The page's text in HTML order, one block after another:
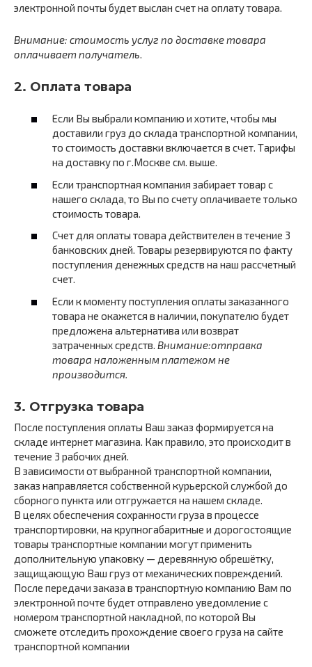
электронной почты будет выслан счет на оплату товара.
Внимание: стоимость услуг по доставке товара
оплачивает получатель
2. Оплата товара
Если Вы выбрали компанию и хотите, чтобы мы
доставили груз до склада транспортной компании,
то стоимость доставки включается в счет. Тарифы
на доставку по г.Москве см. выше.
Если транспортная компания забирает товар с
нашего склада, то Вы по счету оплачиваете только
стоимость товара.
Счет для оплаты товара действителен в течение 3
банковских дней. Товары резервируются по факту
поступления денежных средств на наш рассчетный
счет.
Если к моменту поступления оплаты заказанного
товара не окажется в наличии, покупателю будет
предложена альтернатива или возврат
затраченных средств. Внимание:отправка
товара наложенным платежом не
производится.
3. Отгрузка товара
После поступления оплаты Ваш заказ формируется на
складе интернет магазина. Как правило, это происходит в
течение 3 рабочих дней.
В зависимости от выбранной транспортной компании,
заказ направляется собственной курьерской службой до
сборного пункта или отгружается на нашем складе.
В целях обеспечения сохранности груза в процессе
транспортировки, на крупногабаритные и дорогостоящие
товары транспортные компании могут применить
дополнительную упаковку — деревянную обрешётку,
защищающую Ваш груз от механических повреждений.
После передачи заказа в транспортную компанию Вам по
электронной почте будет отправлено уведомление с
номером транспортной накладной, по которой Вы
сможете отследить прохождение своего груза на сайте
транспортной компании